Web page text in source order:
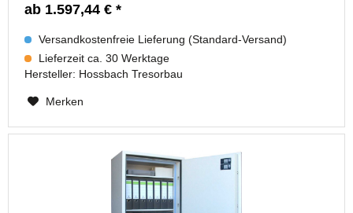
ab 1.597,44 € *
Versandkostenfreie Lieferung (Standard-Versand)
Lieferzeit ca. 30 Werktage
Hersteller: Hossbach Tresorbau
Merken